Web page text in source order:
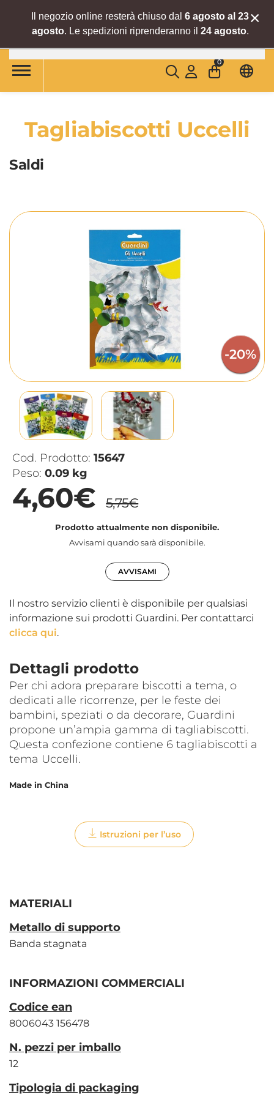
Skip to main content
0
Tagliabiscotti Uccelli
Saldi
-20%
Cod. Prodotto: 15647
Peso: 0.09 kg
4,60€ 5,75€
Prodotto attualmente non disponibile.
Avvisami quando sarà disponibile.
AVVISAMI
Il nostro servizio clienti è disponibile per qualsiasi
informazione sui prodotti Guardini. Per contattarci
clicca qui.
Dettagli prodotto
Per chi adora preparare biscotti a tema, o
dedicati alle ricorrenze, per le feste dei
bambini, speziati o da decorare, Guardini
propone un’ampia gamma di tagliabiscotti.
Questa confezione contiene 6 tagliabiscotti a
tema Uccelli.
Made in China
Istruzioni per l’uso
MATERIALI
Metallo di supporto
Banda stagnata
INFORMAZIONI COMMERCIALI
Codice ean
8006043 156478
N. pezzi per imballo
12
Tipologia di packaging
×
Il negozio online resterà chiuso dal 6 agosto al 23
agosto. Le spedizioni riprenderanno il 24 agosto.